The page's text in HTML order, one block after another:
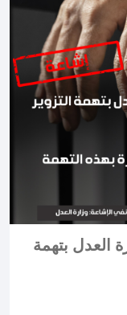
العدل بتهمة